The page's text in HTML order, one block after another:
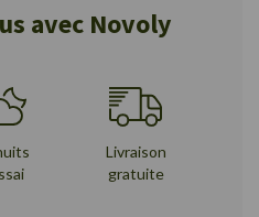
avec Novoly
Livraison
gratuite